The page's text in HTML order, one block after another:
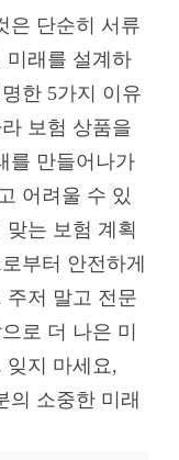
은 단순히 서류
미래를 설계하
한 5가지 이유
보험 상품을
를 만들어나가
어려울 수 있
는 보험 계획
부터 안전하게
주저 말고 전문
로 더 나은 미
잊지 마세요,
의 소중한 미래